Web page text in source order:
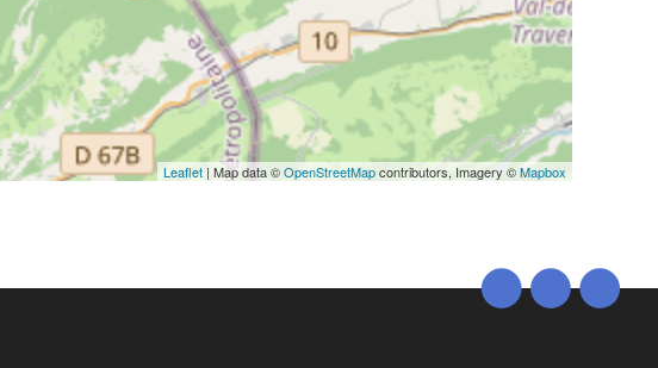
Leaflet | Map data ©OpenStreetMapcontributors, Imagery ©Mapbox